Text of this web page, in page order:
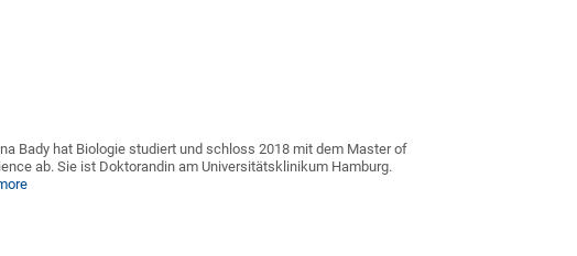
Bady hat Biologie studiert und schloss 2018 mit dem Master of
ab. Sie ist Doktorandin am Universitätsklinikum Hamburg.